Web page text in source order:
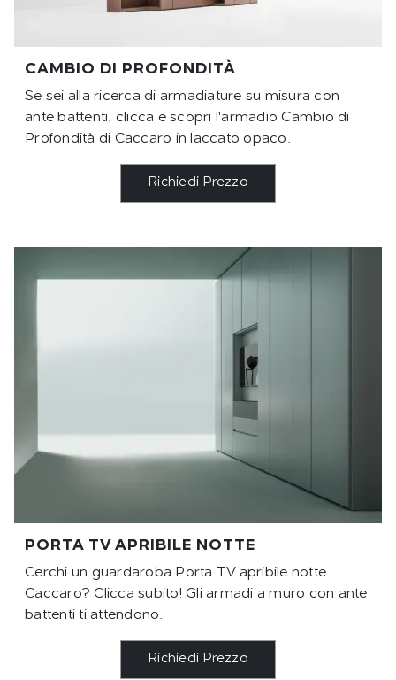
CAMBIO DI PROFONDITÀ
Se sei alla ricerca di armadiature su misura con
ante battenti, clicca e scopri l'armadio Cambio di
Profondità di Caccaro in laccato opaco.
Richiedi Prezzo
PORTA TV APRIBILE NOTTE
Cerchi un guardaroba Porta TV apribile notte
Caccaro? Clicca subito! Gli armadi a muro con ante
battenti ti attendono.
Richiedi Prezzo